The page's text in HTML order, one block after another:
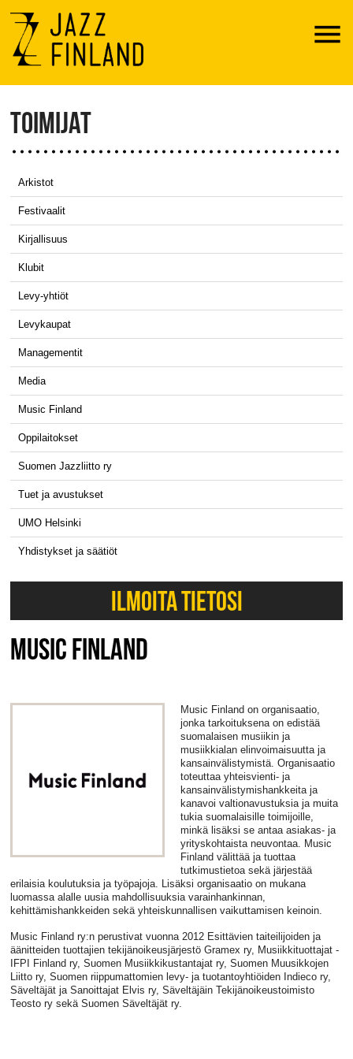
Menu
TOIMIJAT
Arkistot
Festivaalit
Kirjallisuus
Klubit
Levy-yhtiöt
Levykaupat
Managementit
Media
Music Finland
Oppilaitokset
Suomen Jazzliitto ry
Tuet ja avustukset
UMO Helsinki
Yhdistykset ja säätiöt
ILMOITA TIETOSI
MUSIC FINLAND
Music Finland on organisaatio,
jonka tarkoituksena on edistää
suomalaisen musiikin ja
musiikkialan elinvoimaisuutta ja
kansainvälistymistä. Organisaatio
toteuttaa yhteisvienti- ja
kansainvälistymishankkeita ja
kanavoi valtionavustuksia ja muita
tukia suomalaisille toimijoille,
minkä lisäksi se antaa asiakas- ja
yrityskohtaista neuvontaa. Music
Finland välittää ja tuottaa
tutkimustietoa sekä järjestää
erilaisia koulutuksia ja työpajoja. Lisäksi organisaatio on mukana
luomassa alalle uusia mahdollisuuksia varainhankinnan,
kehittämishankkeiden sekä yhteiskunnallisen vaikuttamisen keinoin.
Music Finland ry:n perustivat vuonna 2012 Esittävien taiteilijoiden ja
äänitteiden tuottajien tekijänoikeusjärjestö Gramex ry, Musiikkituottajat -
IFPI Finland ry, Suomen Musiikkikustantajat ry, Suomen Muusikkojen
Liitto ry, Suomen riippumattomien levy- ja tuotantoyhtiöiden Indieco ry,
Säveltäjät ja Sanoittajat Elvis ry, Säveltäjäin Tekijänoikeustoimisto
Teosto ry sekä Suomen Säveltäjät ry.